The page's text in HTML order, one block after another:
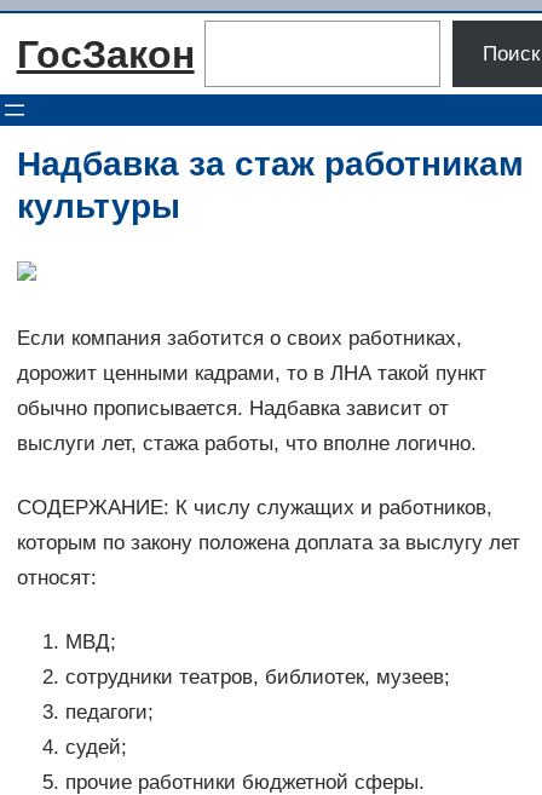
Перейти
ГосЗакон Поиск
Надбавка за стаж работникам
культуры
Если компания заботится о своих работниках,
дорожит ценными кадрами, то в ЛНА такой пункт
обычно прописывается. Надбавка зависит от
выслуги лет, стажа работы, что вполне логично.
СОДЕРЖАНИЕ: К числу служащих и работников,
которым по закону положена доплата за выслугу лет
относят:
МВД;
сотрудники театров, библиотек, музеев;
педагоги;
судей;
прочие работники бюджетной сферы.